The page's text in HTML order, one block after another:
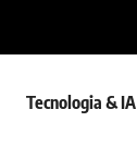
Tecnologia & IA